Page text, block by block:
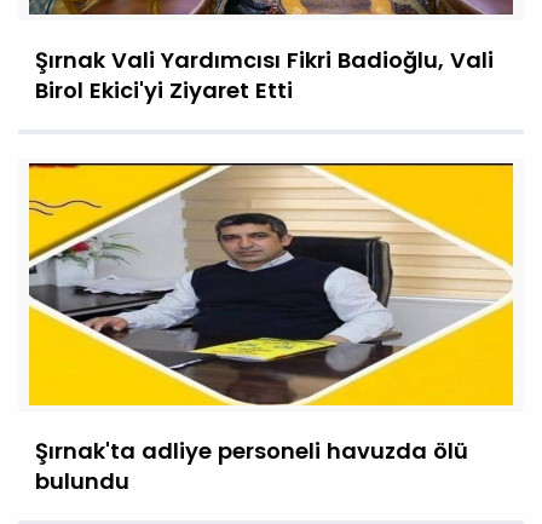
Şırnak Vali Yardımcısı Fikri Badioğlu, Vali
Birol Ekici'yi Ziyaret Etti
Şırnak'ta adliye personeli havuzda ölü
bulundu